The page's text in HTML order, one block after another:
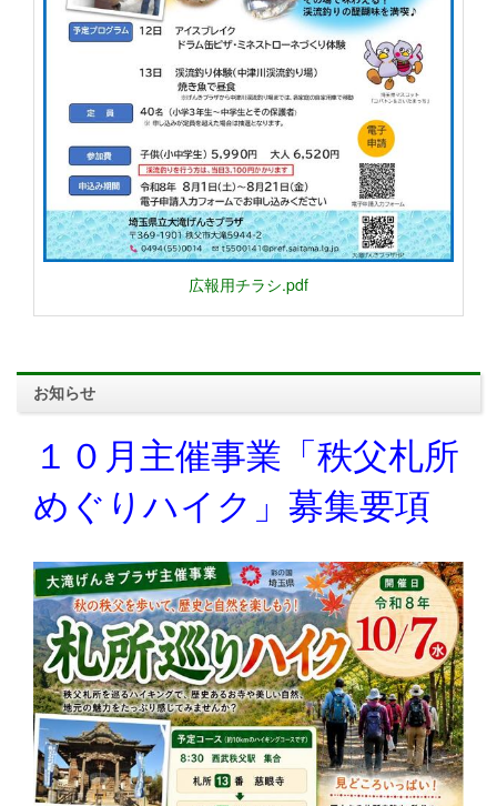
広報用チラシ.pdf
お知らせ
１０月主催事業「秩父札所
めぐりハイク」募集要項